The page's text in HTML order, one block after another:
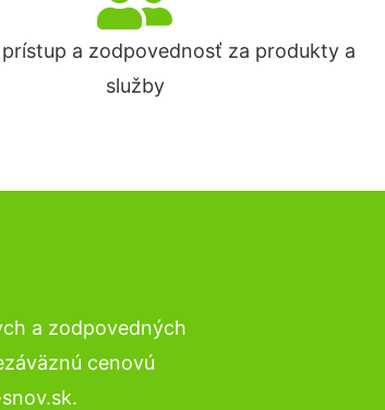
a zodpovednosť za produkty a
služby
a zodpovedných
cenovú